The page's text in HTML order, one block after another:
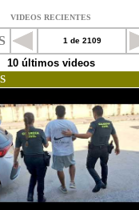
VIDEOS RECIENTES